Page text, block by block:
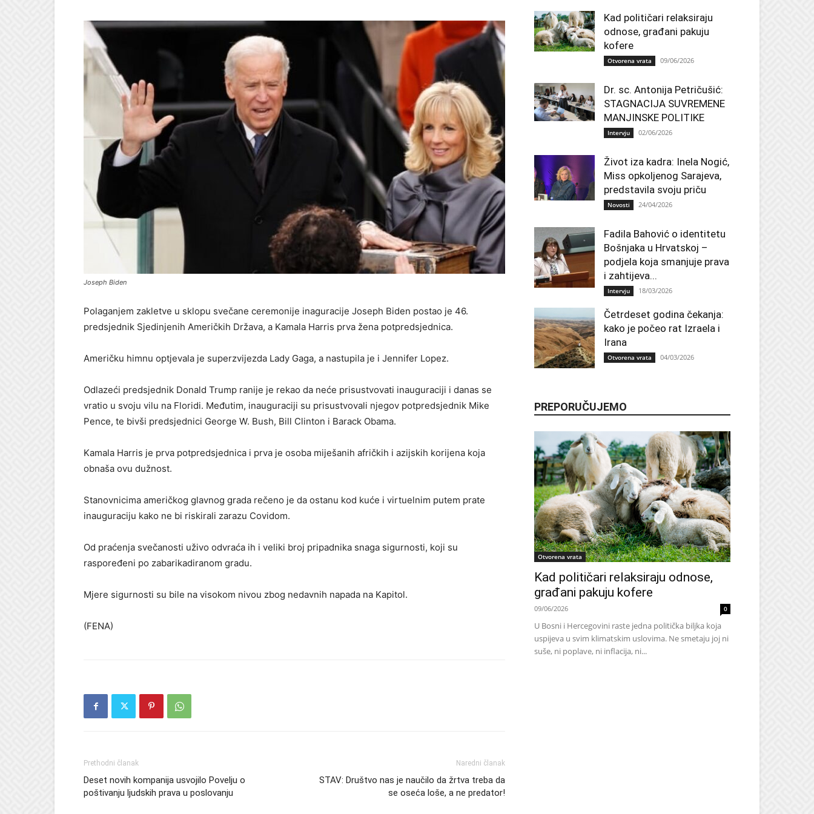
Joseph Biden
Polaganjem zakletve u sklopu svečane ceremonije inaguracije Joseph Biden postao je 46.
predsjednik Sjedinjenih Američkih Država, a Kamala Harris prva žena potpredsjednica.
Američku himnu optjevala je superzvijezda Lady Gaga, a nastupila je i Jennifer Lopez.
Odlazeći predsjednik Donald Trump ranije je rekao da neće prisustvovati inauguraciji i danas se
vratio u svoju vilu na Floridi. Međutim, inauguraciji su prisustvovali njegov potpredsjednik Mike
Pence, te bivši predsjednici George W. Bush, Bill Clinton i Barack Obama.
Kamala Harris je prva potpredsjednica i prva je osoba miješanih afričkih i azijskih korijena koja
obnaša ovu dužnost.
Stanovnicima američkog glavnog grada rečeno je da ostanu kod kuće i virtuelnim putem prate
inauguraciju kako ne bi riskirali zarazu Covidom.
Od praćenja svečanosti uživo odvraća ih i veliki broj pripadnika snaga sigurnosti, koji su
raspoređeni po zabarikadiranom gradu.
Mjere sigurnosti su bile na visokom nivou zbog nedavnih napada na Kapitol.
(FENA)
Prethodni članak
Deset novih kompanija usvojilo Povelju o
poštivanju ljudskih prava u poslovanju
Naredni članak
STAV: Društvo nas je naučilo da žrtva treba da
se oseća loše, a ne predator!
Kad političari relaksiraju
odnose, građani pakuju
kofere
Otvorena vrata 09/06/2026
Dr. sc. Antonija Petričušić:
STAGNACIJA SUVREMENE
MANJINSKE POLITIKE
Intervju 02/06/2026
Život iza kadra: Inela Nogić,
Miss opkoljenog Sarajeva,
predstavila svoju priču
Novosti 24/04/2026
Fadila Bahović o identitetu
Bošnjaka u Hrvatskoj –
podjela koja smanjuje prava
i zahtijeva...
Intervju 18/03/2026
Četrdeset godina čekanja:
kako je počeo rat Izraela i
Irana
Otvorena vrata 04/03/2026
PREPORUČUJEMO
Otvorena vrata
Kad političari relaksiraju odnose,
građani pakuju kofere
09/06/2026 0
U Bosni i Hercegovini raste jedna politička biljka koja
uspijeva u svim klimatskim uslovima. Ne smetaju joj ni
suše, ni poplave, ni inflacija, ni...